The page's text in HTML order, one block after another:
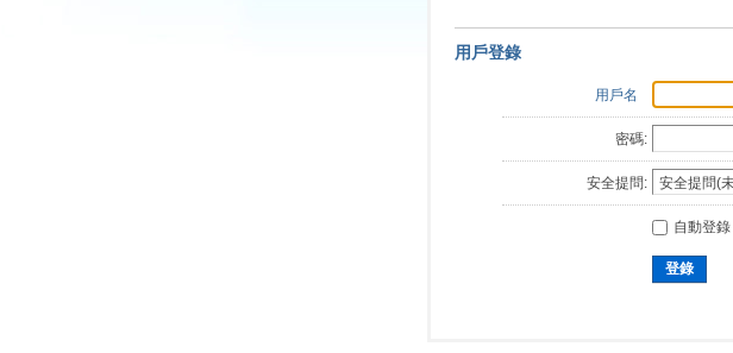
用戶登錄
用戶名
密碼:
安全提問:
自動登錄
登錄